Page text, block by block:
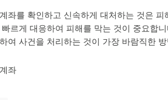
좌를 확인하고 신속하게 대처하는 것은
르게 대응하여 피해를 막는 것이 중요합니
여 사건을 처리하는 것이 가장 바람직한
좌